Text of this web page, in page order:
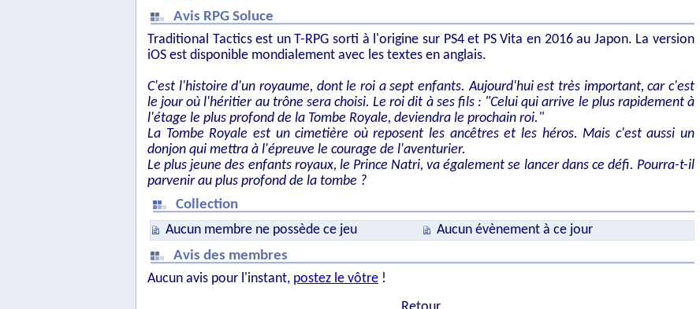
Avis RPG Soluce
Traditional Tactics est un T-RPG sorti à l'origine sur PS4 et PS Vita en 2016 au Japon. La version
iOS est disponible mondialement avec les textes en anglais.
C'est l'histoire d'un royaume, dont le roi a sept enfants. Aujourd'hui est très important, car c'est
le jour où l'héritier au trône sera choisi. Le roi dit à ses fils : "Celui qui arrive le plus rapidement à
l'étage le plus profond de la Tombe Royale, deviendra le prochain roi."
La Tombe Royale est un cimetière où reposent les ancêtres et les héros. Mais c'est aussi un
donjon qui mettra à l'épreuve le courage de l'aventurier.
Le plus jeune des enfants royaux, le Prince Natri, va également se lancer dans ce défi. Pourra-t-il
parvenir au plus profond de la tombe ?
Collection
Aucun membre ne possède ce jeu
Aucun évènement à ce jour
Avis des membres
Aucun avis pour l'instant, postez le vôtre !